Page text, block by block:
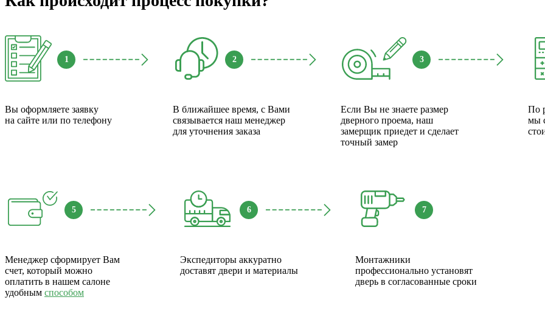
1
Вы оформляете заявку
на сайте или по телефону
2
В ближайшее время, с Вами
связывается наш менеджер
для уточнения заказа
3
Если Вы не знаете размер
дверного проема, наш
замерщик приедет и сделает
точный замер
По
мы
5
Менеджер сформирует Вам
счет, который можно
оплатить в нашем салоне
удобным способом
6
Экспедиторы аккуратно
доставят двери и материалы
7
Монтажники
профессионально установят
дверь в согласованные сроки